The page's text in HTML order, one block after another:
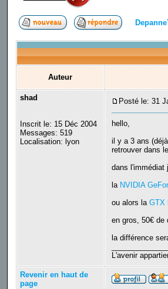
Auteur
shad
Inscrit le: 15 Déc 2004
Messages: 519
Localisation: lyon
Posté le: 31
hello,
il y a 3 ans
retrouver dans
dans l'immédiat
la NVIDIA
ou alors la GTX
en gros, 50€ de
la différence
L'avenir
Revenir en haut de
page